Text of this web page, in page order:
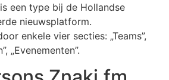
een type bij de Hollandse
nieuwsplatform.
enkele vier secties: „Teams”,
„Evenementen”.